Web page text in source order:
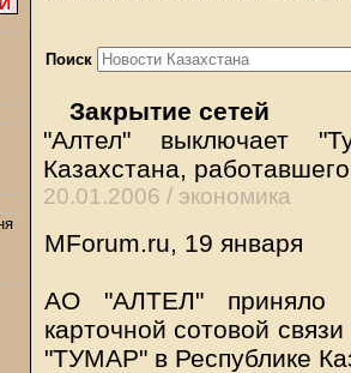
Поиск
Закрытие сетей
"Алтел" выключает
Казахстана,
20.01.2006 / экономика
MForum.ru, 19 января
АО "АЛТЕЛ" приняло
карточной сотовой
"ТУМАР" в Республике